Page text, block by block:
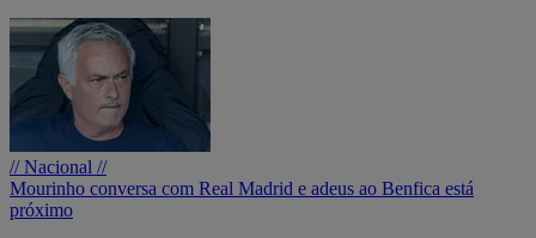
// Nacional //
Mourinho conversa com Real Madrid e adeus ao Benfica está
próximo